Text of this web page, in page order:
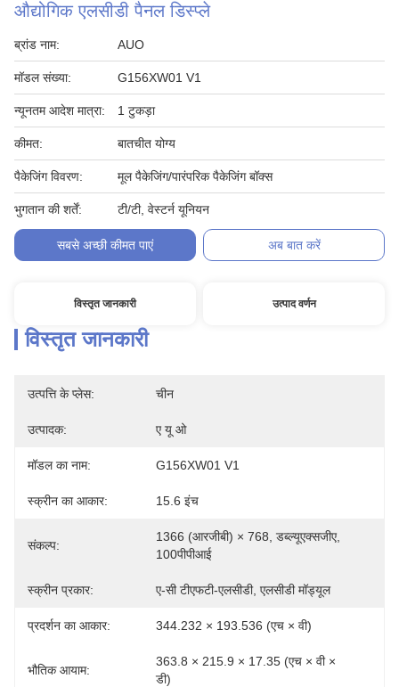
औद्योगिक एलसीडी पैनल डिस्प्ले
ब्रांड नाम: AUO
मॉडल संख्या: G156XW01 V1
न्यूनतम आदेश मात्रा: 1 टुकड़ा
कीमत: बातचीत योग्य
पैकेजिंग विवरण: मूल पैकेजिंग/पारंपरिक पैकेजिंग बॉक्स
भुगतान की शर्तें: टी/टी, वेस्टर्न यूनियन
सबसे अच्छी कीमत पाएं अब बात करें
विस्तृत जानकारी उत्पाद वर्णन
विस्तृत जानकारी
उत्पत्ति के प्लेस: चीन
उत्पादक: ए यू ओ
मॉडल का नाम: G156XW01 V1
स्क्रीन का आकार: 15.6 इंच
संकल्प:
1366 (आरजीबी) × 768, डब्ल्यूएक्सजीए,
100पीपीआई
स्क्रीन प्रकार: ए-सी टीएफटी-एलसीडी, एलसीडी मॉड्यूल
प्रदर्शन का आकार: 344.232 × 193.536 (एच × वी)
भौतिक आयाम:
363.8 × 215.9 × 17.35 (एच × वी ×
डी)